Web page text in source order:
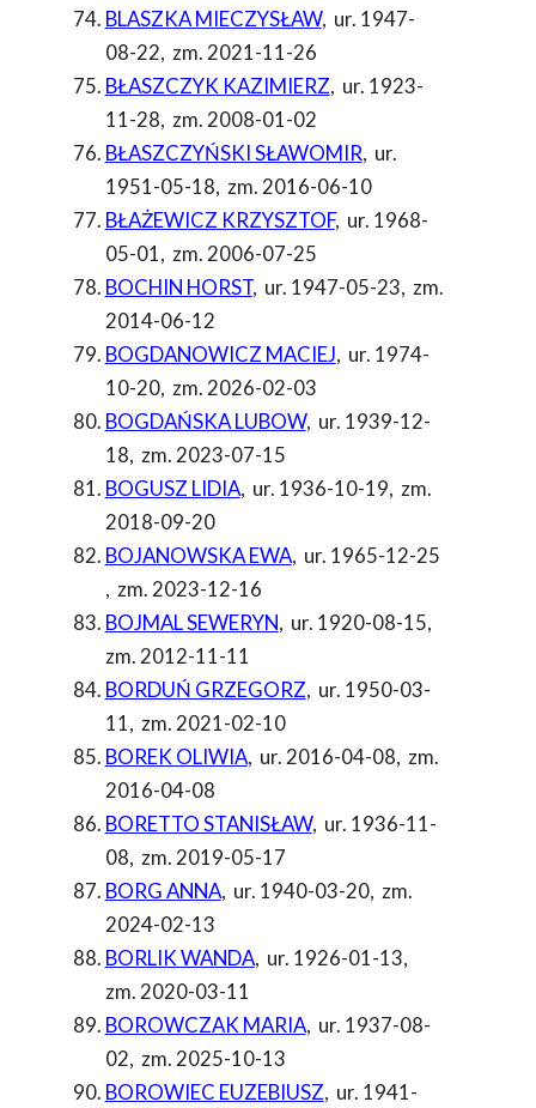
BLASZKA MIECZYSŁAW, ur. 1947-
08-22, zm. 2021-11-26
BŁASZCZYK KAZIMIERZ, ur. 1923-
11-28, zm. 2008-01-02
BŁASZCZYŃSKI SŁAWOMIR, ur.
1951-05-18, zm. 2016-06-10
BŁAŻEWICZ KRZYSZTOF, ur. 1968-
05-01, zm. 2006-07-25
BOCHIN HORST, ur. 1947-05-23, zm.
2014-06-12
BOGDANOWICZ MACIEJ, ur. 1974-
10-20, zm. 2026-02-03
BOGDAŃSKA LUBOW, ur. 1939-12-
18, zm. 2023-07-15
BOGUSZ LIDIA, ur. 1936-10-19, zm.
2018-09-20
BOJANOWSKA EWA, ur. 1965-12-25
, zm. 2023-12-16
BOJMAL SEWERYN, ur. 1920-08-15,
zm. 2012-11-11
BORDUŃ GRZEGORZ, ur. 1950-03-
11, zm. 2021-02-10
BOREK OLIWIA, ur. 2016-04-08, zm.
2016-04-08
BORETTO STANISŁAW, ur. 1936-11-
08, zm. 2019-05-17
BORG ANNA, ur. 1940-03-20, zm.
2024-02-13
BORLIK WANDA, ur. 1926-01-13,
zm. 2020-03-11
BOROWCZAK MARIA, ur. 1937-08-
02, zm. 2025-10-13
BOROWIEC EUZEBIUSZ, ur. 1941-